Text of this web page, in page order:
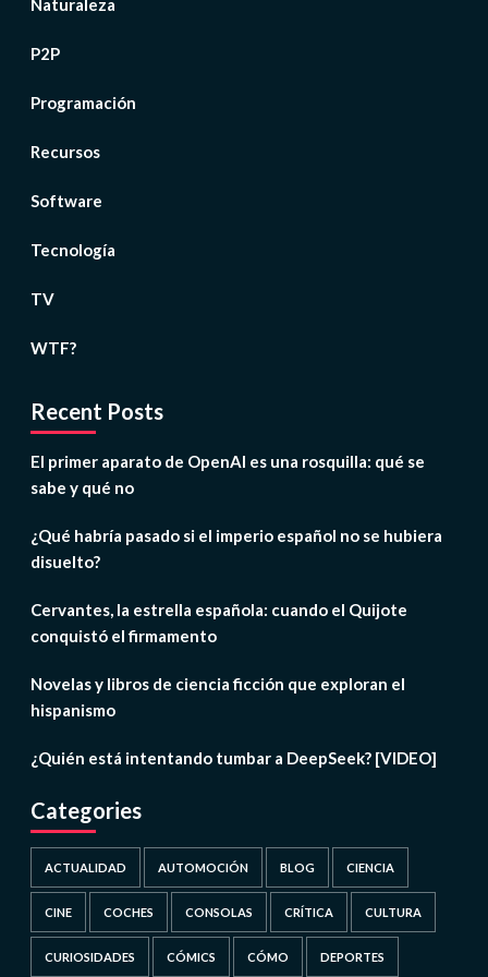
Naturaleza
P2P
Programación
Recursos
Software
Tecnología
TV
WTF?
Recent Posts
El primer aparato de OpenAI es una rosquilla: qué se
sabe y qué no
¿Qué habría pasado si el imperio español no se hubiera
disuelto?
Cervantes, la estrella española: cuando el Quijote
conquistó el firmamento
Novelas y libros de ciencia ficción que exploran el
hispanismo
¿Quién está intentando tumbar a DeepSeek? [VIDEO]
Categories
ACTUALIDAD AUTOMOCIÓN BLOG CIENCIA
CINE COCHES CONSOLAS CRÍTICA CULTURA
CURIOSIDADES CÓMICS CÓMO DEPORTES